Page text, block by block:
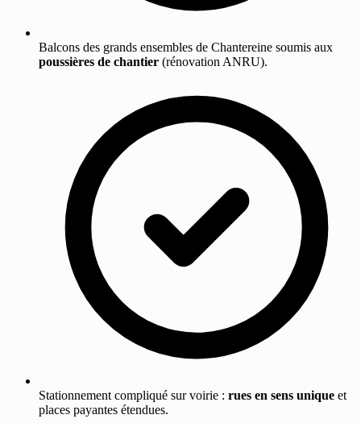
Balcons des grands ensembles de Chantereine soumis aux
poussières de chantier (rénovation ANRU).
Stationnement compliqué sur voirie : rues en sens unique et
places payantes étendues.